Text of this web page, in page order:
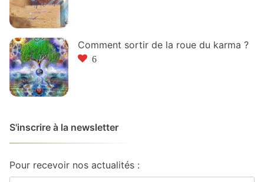
Comment sortir de la roue du karma ?
6
S'inscrire à la newsletter
Pour recevoir nos actualités :